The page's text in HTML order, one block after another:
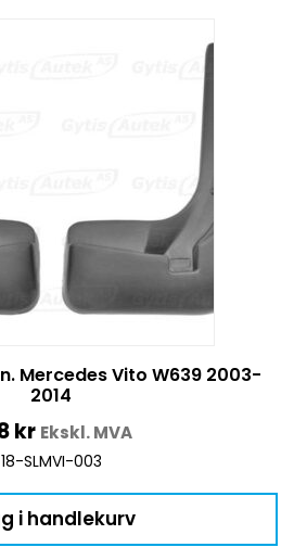
Mercedes Vito W639 2003-
2014
kr Ekskl. MVA
18-SLMVI-003
i handlekurv